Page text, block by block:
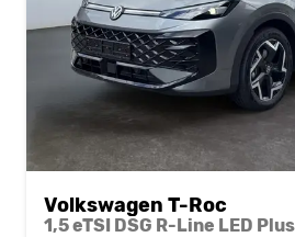
Volkswagen T-Roc